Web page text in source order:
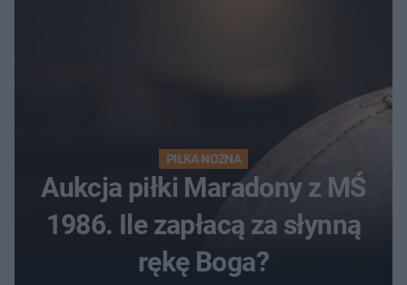
PIŁKA NOŻNA
Aukcja piłki Maradony z MŚ
1986. Ile zapłacą za słynną
rękę Boga?